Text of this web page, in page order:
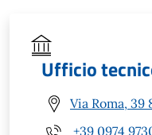
Ufficio
Via Roma, 39
+39 0974